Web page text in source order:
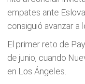
empates ante
consiguió avanzar a
El primer reto de
de junio, cuando
en Los Ángeles.